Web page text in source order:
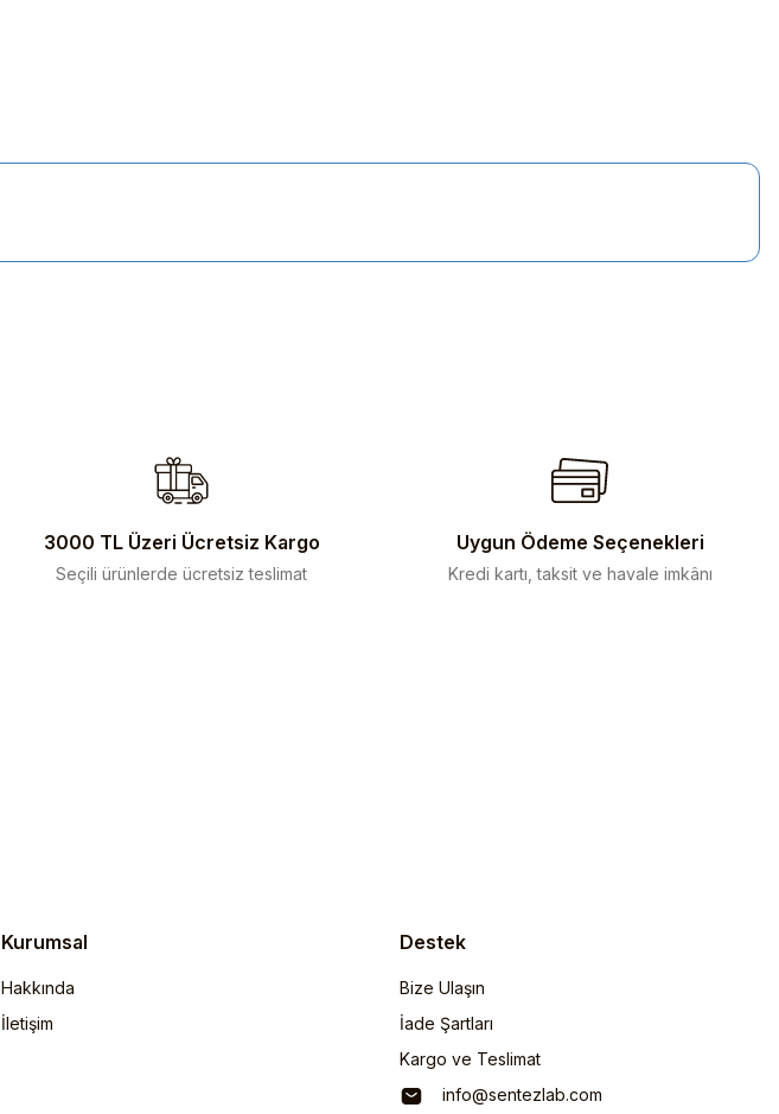
3000 TL Üzeri Ücretsiz Kargo
Seçili ürünlerde ücretsiz teslimat
Uygun Ödeme Seçenekleri
Kredi kartı, taksit ve havale imkânı
Kurumsal
Hakkında
İletişim
Destek
Bize Ulaşın
İade Şartları
Kargo ve Teslimat
info@sentezlab.com